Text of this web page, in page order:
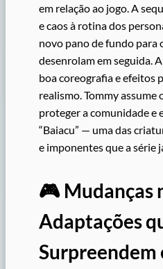
em relação ao jogo. A
e caos à rotina dos
novo pano de fundo para
desenrolam em seguida.
boa coreografia e efeitos
realismo. Tommy
proteger a comunidade e
“Baiacu” — uma das
e imponentes que a série
🎮 Mudanças
Adaptações
Surpreendem